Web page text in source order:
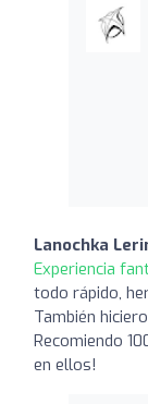
Lanochka
Experiencia
todo rápido,
También
Recomiendo
en ellos!